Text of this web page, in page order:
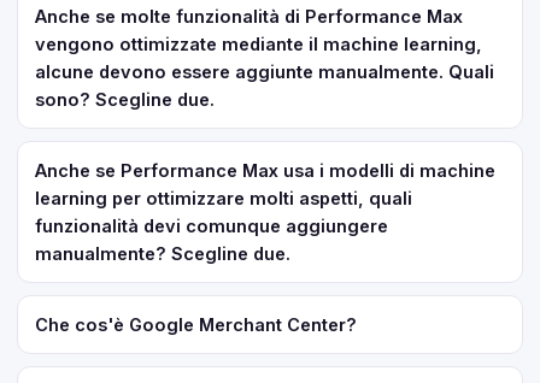
Anche se molte funzionalità di Performance Max
vengono ottimizzate mediante il machine learning,
alcune devono essere aggiunte manualmente. Quali
sono? Scegline due.
Anche se Performance Max usa i modelli di machine
learning per ottimizzare molti aspetti, quali
funzionalità devi comunque aggiungere
manualmente? Scegline due.
Che cos'è Google Merchant Center?